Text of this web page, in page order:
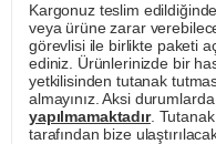
Kargonuz teslim
veya ürüne zarar
görevlisi ile birlikte paketi
ediniz. Ürünlerinizde bir
yetkilisinden tutanak
almayınız. Aksi
yapılmamaktadır.
tarafından bize